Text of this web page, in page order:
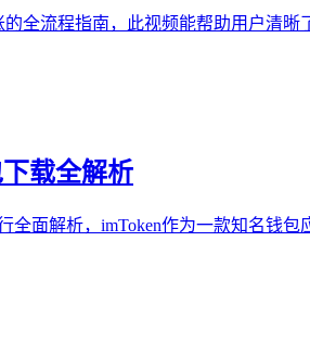
全流程指南，此视频能帮助用户清
载全解析
全面解析，imToken作为一款知名钱